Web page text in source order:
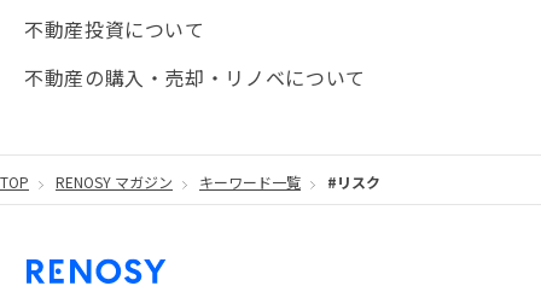
不動産投資について
不動産の購入・売却・リノベについて
TOP RENOSY マガジン キーワード一覧 #リスク